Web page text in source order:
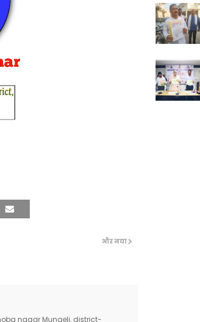
और नया
nagar Mungeli, district-